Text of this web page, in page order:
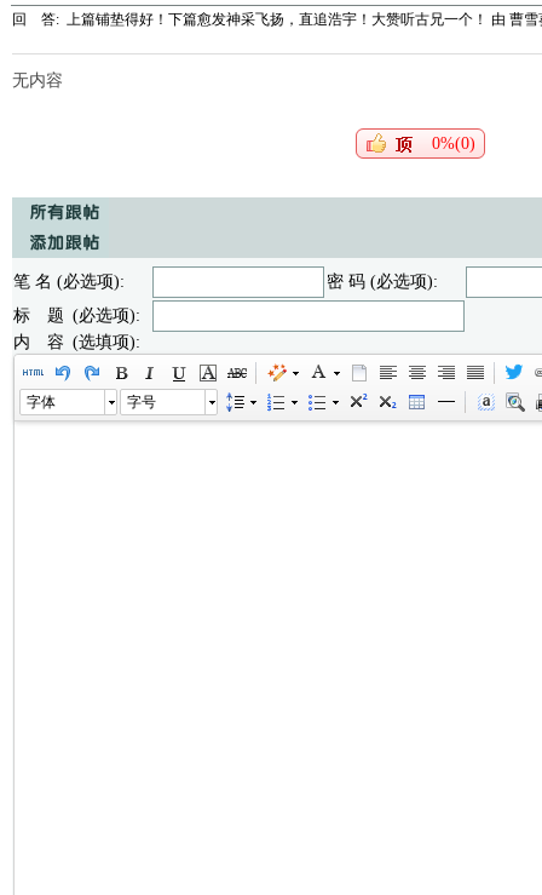
回 答: 上篇铺垫得好！下篇愈发神采飞扬，直追浩宇！大赞听古兄一个！ 由 曹雪
无内容
0%(0)
笔 名 (必选项):
密 码 (必选项):
标 题 (必选项):
内 容 (选填项):
字体 字号